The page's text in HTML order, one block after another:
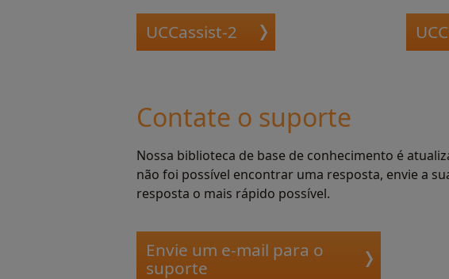
UCCassist-2
Contate o suporte
Nossa biblioteca de base de conhecimento é
não foi possível encontrar uma resposta, envie a
resposta o mais rápido possível.
Envie um e-mail para o
suporte